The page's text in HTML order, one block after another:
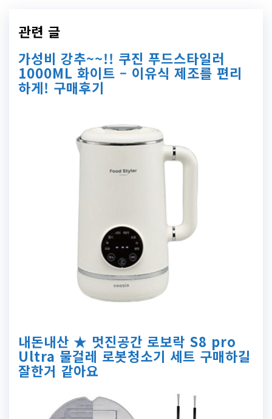
관련 글
가성비 강추~~!! 쿠진 푸드스타일러
1000ML 화이트 – 이유식 제조를 편리
하게! 구매후기
내돈내산 ★ 멋진공간 로보락 S8 pro
Ultra 물걸레 로봇청소기 세트 구매하길
잘한거 같아요